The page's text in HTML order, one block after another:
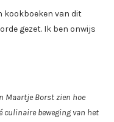
kookboeken van dit
gezet. Ik ben onwijs
Maartje Borst zien hoe
culinaire beweging van het